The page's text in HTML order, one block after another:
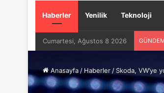
Haberler Yenilik Teknoloji
Cumartesi, Ağustos 8 2026
Anasayfa / Haberler /Skoda, VW’ye